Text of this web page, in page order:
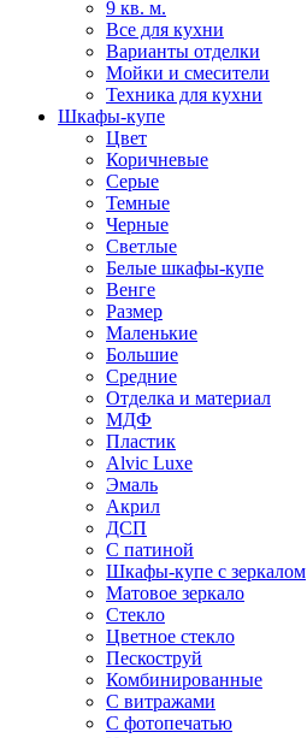
9 кв. м.
Все для кухни
Варианты отделки
Мойки и смесители
Техника для кухни
Шкафы-купе
Цвет
Коричневые
Серые
Темные
Черные
Светлые
Белые шкафы-купе
Венге
Размер
Маленькие
Большие
Средние
Отделка и материал
МДФ
Пластик
Alvic Luxe
Эмаль
Акрил
ДСП
С патиной
Шкафы-купе с зеркалом
Матовое зеркало
Стекло
Цветное стекло
Пескоструй
Комбинированные
С витражами
С фотопечатью